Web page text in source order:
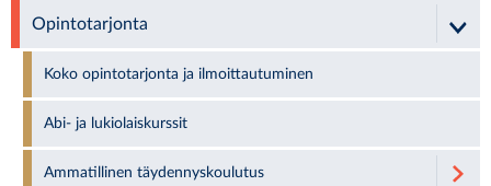
Opintotarjonta
Koko opintotarjonta ja ilmoittautuminen
Abi- ja lukiolaiskurssit
Ammatillinen täydennyskoulutus